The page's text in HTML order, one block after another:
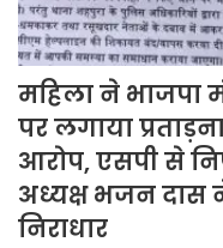
महिला ने भाजपा
पर लगाया
आरोप, एसपी से
अध्यक्ष भजन दास
निराधार